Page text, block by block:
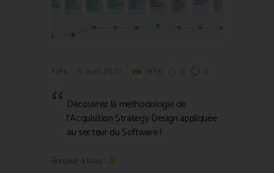
TIPS
Découvrez la méthodologie de
l’Acquisition Strategy Design appliquée
au secteur du Software !
Bonjour à tous !